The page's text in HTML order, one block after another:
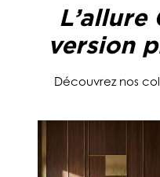
*
L’allure
version
Découvrez nos